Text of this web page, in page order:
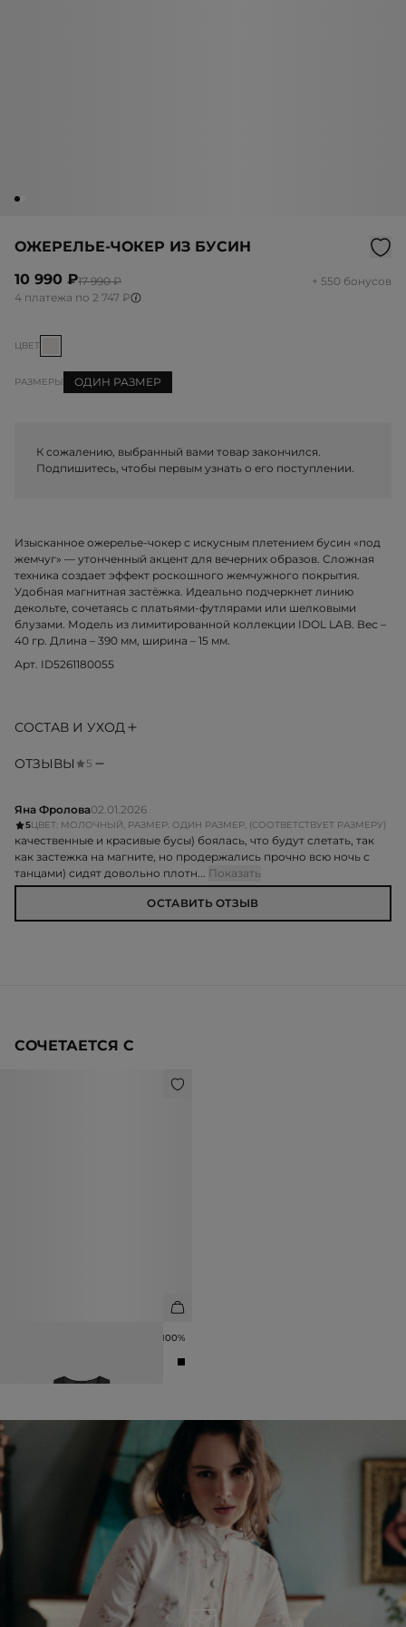
ОЖЕРЕЛЬЕ-ЧОКЕР ИЗ БУСИН
10 990 ₽17 990 ₽
+ 550 бонусов
4 платежа по 2 747 ₽
ЦВЕТ
РАЗМЕРЫ ОДИН РАЗМЕР
К сожалению, выбранный вами товар закончился.
Подпишитесь, чтобы первым узнать о его поступлении.
Изысканное ожерелье-чокер с искусным плетением бусин «под
жемчуг» — утонченный акцент для вечерних образов. Сложная
техника создает эффект роскошного жемчужного покрытия.
Удобная магнитная застёжка. Идеально подчеркнет линию
декольте, сочетаясь с платьями-футлярами или шелковыми
блузами. Модель из лимитированной коллекции IDOL LAB. Вес –
40 гр. Длина – 390 мм, ширина – 15 мм.
Арт. ID5261180055
СОСТАВ И УХОД
ОТЗЫВЫ 5
Яна Фролова02.01.2026
5ЦВЕТ: МОЛОЧНЫЙ, РАЗМЕР: ОДИН РАЗМЕР, (СООТВЕТСТВУЕТ РАЗМЕРУ)
качественные и красивые бусы) боялась, что будут слетать, так
как застежка на магните, но продержались прочно всю ночь с
танцами) сидят довольно плотн... Показать
ОСТАВИТЬ ОТЗЫВ
СОЧЕТАЕТСЯ С
ЖИЛЕТ ПОЛУПРОЗРАЧНЫЙ ИЗ 100%